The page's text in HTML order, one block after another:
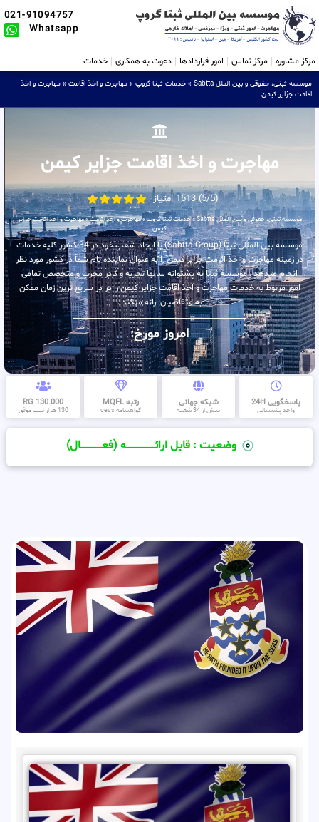
021-91094757
Whatsapp
مرکز مشاوره مرکز تماس امور قراردادها دعوت به همکاری خدمات
موسسه ثبتی، حقوقی و بین الملل Sabtta » خدمات ثبتا گروپ » مهاجرت و اخذ اقامت » مهاجرت و اخذ
اقامت جزایر کیمن
مهاجرت و اخذ اقامت جزایر کیمن
(5/5) 1513 امتیاز
موسسه ثبتی، حقوقی و بین الملل Sabtta »خدمات ثبتا گروپ»مهاجرت و اخذ اقامت»مهاجرت و اخذ اقامت جزایر
کیمن
موسسه بین المللی ثبتا (Sabtta Group) با ایجاد شعب خود در 34 کشور کلیه خدمات
در زمینه مهاجرت و اخذ اقامت جزایر کیمن را به عنوان نماینده تام شما در کشور مورد نظر
انجام میدهد . موسسه ثبتا به پشتوانه سالها تجربه و کادر مجرب و متخصص تمامی
امور مربوط به خدمات مهاجرت و اخذ اقامت جزایر کیمن را در در سریع ترین زمان ممکن
به متقاضیان ارائه میکند .
امروز مورخ:
پاسخگویی 24H
واحد پشتیبانی
شبکه جهانی
بیش از 34 شعبه
رتبه MQFL
گواهینامه cess
130.000 RG
130 هزار ثبت موفق
وضعیت : قابل ارائــــــــــــــــــــه (فعـــــــــــــــال)